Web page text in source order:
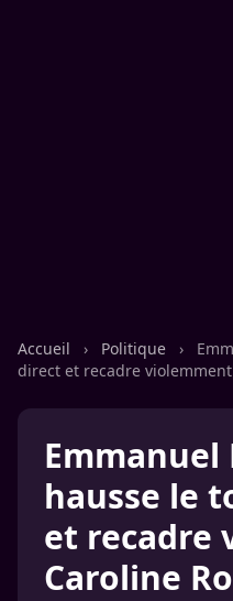
Accueil › Politique ›
direct et recadre
Emmanuel
hausse le
et recadre
Caroline